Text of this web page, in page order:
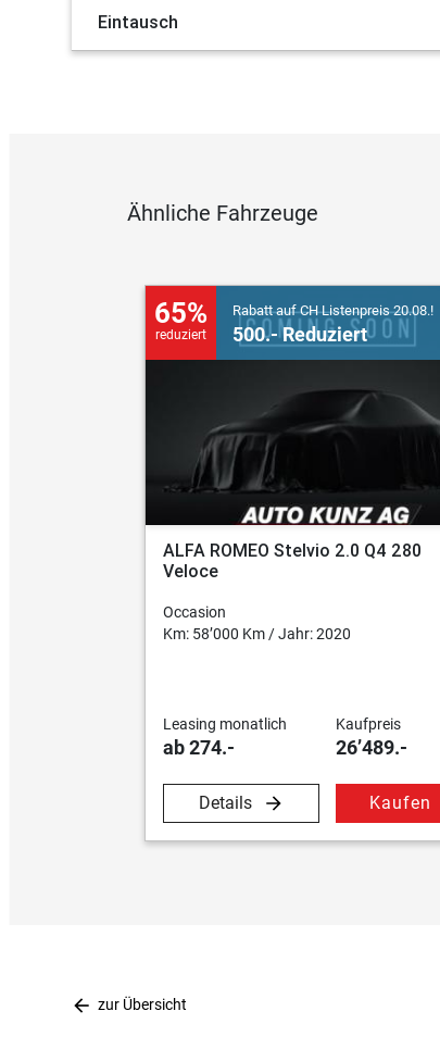
Eintausch
Ähnliche Fahrzeuge
65%
reduziert
Rabatt auf CH Listenpreis 20.08.!
500.- Reduziert
ALFA ROMEO Stelvio 2.0 Q4 280
Veloce
Occasion
Km: 58’000 Km / Jahr: 2020
Leasing monatlich
ab 274.-
Kaufpreis
26’489.-
Details Kaufen
arrow_back zur Übersicht